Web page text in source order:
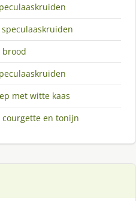
brood
met witte kaas
en tonijn